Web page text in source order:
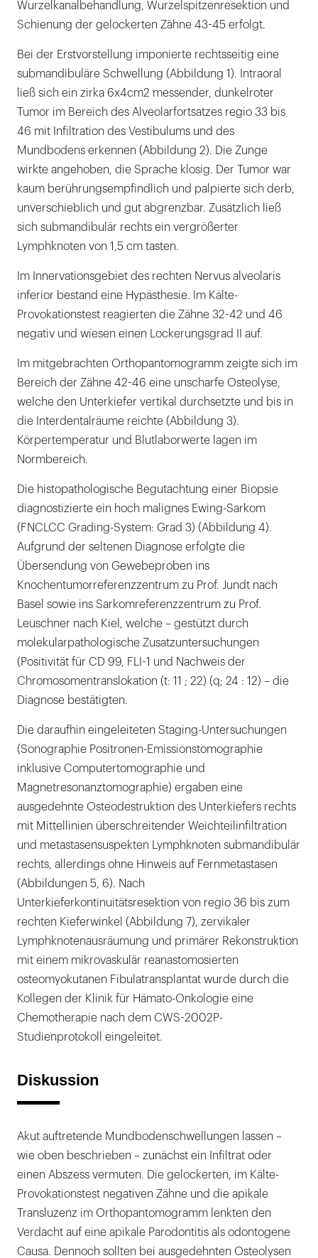
Wurzelkanalbehandlung, Wurzelspitzenresektion und
Schienung der gelockerten Zähne 43-45 erfolgt.
Bei der Erstvorstellung imponierte rechtsseitig eine
submandibuläre Schwellung (Abbildung 1). Intraoral
ließ sich ein zirka 6x4cm2 messender, dunkelroter
Tumor im Bereich des Alveolarfortsatzes regio 33 bis
46 mit Infiltration des Vestibulums und des
Mundbodens erkennen (Abbildung 2). Die Zunge
wirkte angehoben, die Sprache klosig. Der Tumor war
kaum berührungsempfindlich und palpierte sich derb,
unverschieblich und gut abgrenzbar. Zusätzlich ließ
sich submandibulär rechts ein vergrößerter
Lymphknoten von 1,5 cm tasten.
Im Innervationsgebiet des rechten Nervus alveolaris
inferior bestand eine Hypästhesie. Im Kälte-
Provokationstest reagierten die Zähne 32-42 und 46
negativ und wiesen einen Lockerungsgrad II auf.
Im mitgebrachten Orthopantomogramm zeigte sich im
Bereich der Zähne 42-46 eine unscharfe Osteolyse,
welche den Unterkiefer vertikal durchsetzte und bis in
die Interdentalräume reichte (Abbildung 3).
Körpertemperatur und Blutlaborwerte lagen im
Normbereich.
Die histopathologische Begutachtung einer Biopsie
diagnostizierte ein hoch malignes Ewing-Sarkom
(FNCLCC Grading-System: Grad 3) (Abbildung 4).
Aufgrund der seltenen Diagnose erfolgte die
Übersendung von Gewebeproben ins
Knochentumorreferenzzentrum zu Prof. Jundt nach
Basel sowie ins Sarkomreferenzzentrum zu Prof.
Leuschner nach Kiel, welche – gestützt durch
molekularpathologische Zusatzuntersuchungen
(Positivität für CD 99, FLI-1 und Nachweis der
Chromosomentranslokation (t: 11 ; 22) (q; 24 : 12) – die
Diagnose bestätigten.
Die daraufhin eingeleiteten Staging-Untersuchungen
(Sonographie Positronen-Emissionstomographie
inklusive Computertomographie und
Magnetresonanztomographie) ergaben eine
ausgedehnte Osteodestruktion des Unterkiefers rechts
mit Mittellinien überschreitender Weichteilinfiltration
und metastasensuspekten Lymphknoten submandibulär
rechts, allerdings ohne Hinweis auf Fernmetastasen
(Abbildungen 5, 6). Nach
Unterkieferkontinuitätsresektion von regio 36 bis zum
rechten Kieferwinkel (Abbildung 7), zervikaler
Lymphknotenausräumung und primärer Rekonstruktion
mit einem mikrovaskulär reanastomosierten
osteomyokutanen Fibulatransplantat wurde durch die
Kollegen der Klinik für Hämato-Onkologie eine
Chemotherapie nach dem CWS-2002P-
Studienprotokoll eingeleitet.
Diskussion
Akut auftretende Mundbodenschwellungen lassen –
wie oben beschrieben – zunächst ein Infiltrat oder
einen Abszess vermuten. Die gelockerten, im Kälte-
Provokationstest negativen Zähne und die apikale
Transluzenz im Orthopantomogramm lenkten den
Verdacht auf eine apikale Parodontitis als odontogene
Causa. Dennoch sollten bei ausgedehnten Osteolysen